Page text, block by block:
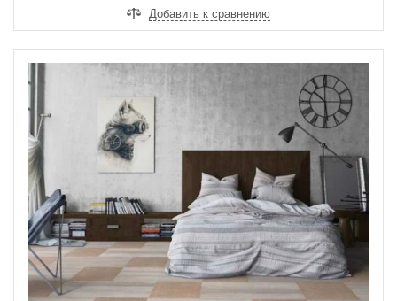
Добавить к сравнению